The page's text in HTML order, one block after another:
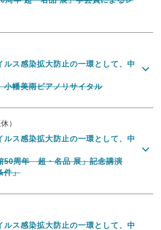
ルス感染拡大防止の一環として、中
幡美雨ピアノリサイタル
）
ルス感染拡大防止の一環として、中
周年 超・名品 展」記念講演
件」
ルス感染拡大防止の一環として、中